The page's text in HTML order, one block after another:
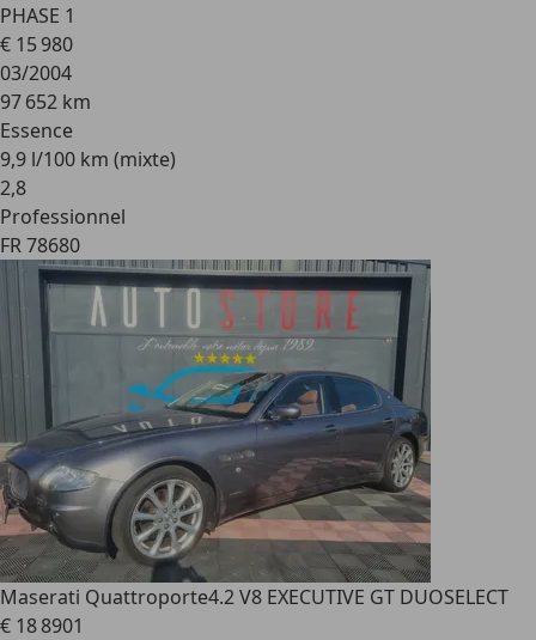
PHASE 1
€ 15 980
03/2004
97 652 km
Essence
9,9 l/100 km (mixte)
2,8
Professionnel
FR 78680
Maserati Quattroporte4.2 V8 EXECUTIVE GT DUOSELECT
€ 18 8901